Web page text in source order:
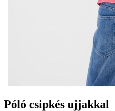
Póló csipkés ujjakkal